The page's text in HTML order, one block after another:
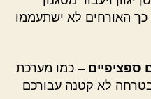
כך האורחים לא ישתעממו
ספציפיים – כמו מערכת
לא קטנה עבורכם